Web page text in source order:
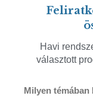
Havi
választott
Milyen témában